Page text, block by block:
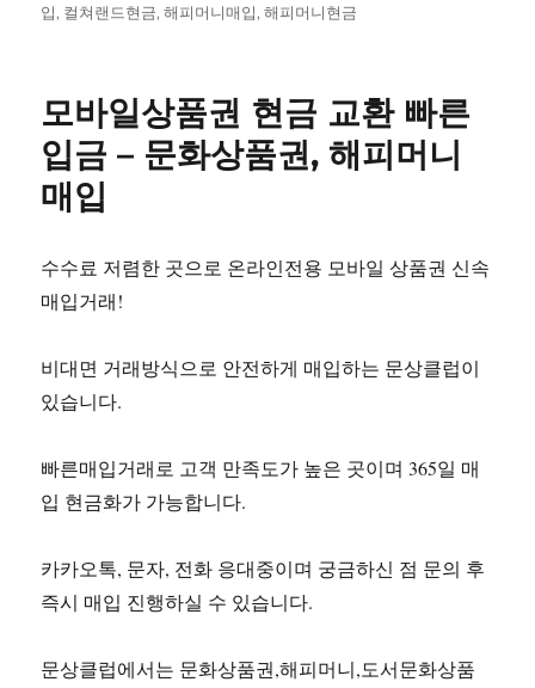
일
입, 컬쳐랜드현금,해피머니매입,해피머니현금
모바일상품권 현금 교환 빠른
입금 – 문화상품권, 해피머니
매입
수수료 저렴한 곳으로 온라인전용 모바일 상품권 신속
매입거래!
비대면 거래방식으로 안전하게 매입하는 문상클럽이
있습니다.
빠른매입거래로 고객 만족도가 높은 곳이며 365일 매
입 현금화가 가능합니다.
카카오톡, 문자, 전화 응대중이며 궁금하신 점 문의 후
즉시 매입 진행하실 수 있습니다.
문상클럽에서는 문화상품권,해피머니,도서문화상품